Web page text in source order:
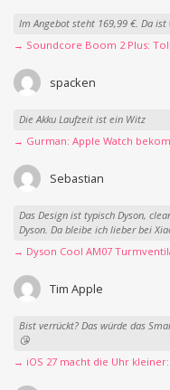
Im Angebot steht 169,99 €. Da ist
→ Soundcore Boom 2 Plus:
spacken
Die Akku Laufzeit ist ein Witz
→ Gurman: Apple Watch
Sebastian
Das Design ist typisch Dyson,
Dyson. Da bleibe ich lieber bei
→ Dyson Cool AM07
Tim Apple
Bist verrückt? Das würde das
😘
→ iOS 27 macht die Uhr